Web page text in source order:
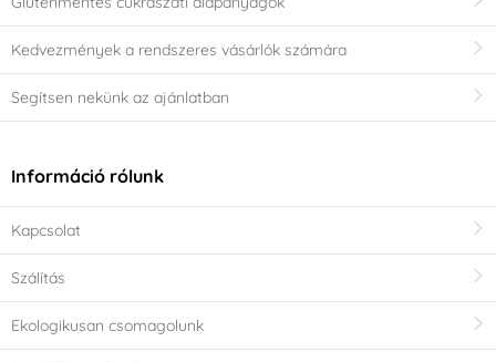
Kedvezmények a rendszeres vásárlók számára
Segítsen nekünk az ajánlatban
Információ rólunk
Kapcsolat
Szálítás
Ekologikusan csomagolunk